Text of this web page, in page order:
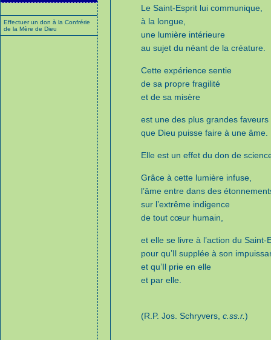
Effectuer un don à la Confrérie
de la Mère de Dieu
Le Saint-Esprit lui communique,
à la longue,
une lumière intérieure
au sujet du néant de la créature.
Cette expérience sentie
de sa propre fragilité
et de sa misère
est une des plus grandes faveurs
que Dieu puisse faire à une âme.
Elle est un effet du don de
Grâce à cette lumière infuse,
l’âme entre dans des
sur l’extrême indigence
de tout cœur humain,
et elle se livre à l’action du Saint-
pour qu’Il supplée à son
et qu’Il prie en elle
et par elle.
(R.P. Jos. Schryvers, c.ss.r.)